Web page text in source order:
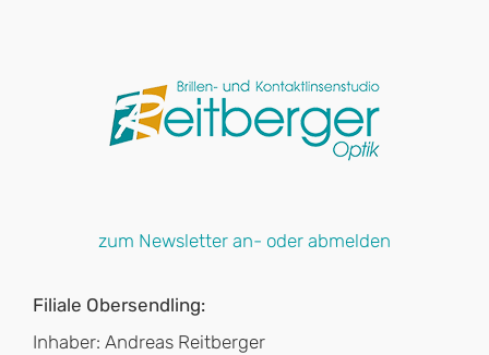
zum Newsletter an- oder abmelden
Filiale Obersendling:
Inhaber: Andreas Reitberger